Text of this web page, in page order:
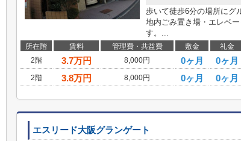
歩いて徒歩6分の場所にグ
地内ごみ置き場・エレベ
す。...
所在階 賃料 管理費・共益費 敷金 礼金
2階
3.7万円 8,000円 0ヶ月 0ヶ月
2階
3.8万円 8,000円 0ヶ月 0ヶ月
エスリード大阪グランゲート